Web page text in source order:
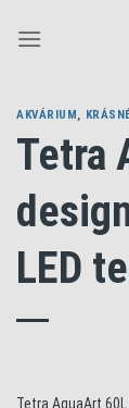
AKVÁRIUM,
Tetra
LED
Tetra AquaArt